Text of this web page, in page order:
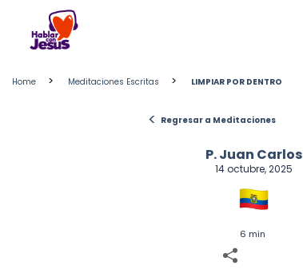
content
Home > Meditaciones Escritas > LIMPIAR POR DENTRO
< Regresar a Meditaciones
P. Juan Carlos
14 octubre, 2025
6 min